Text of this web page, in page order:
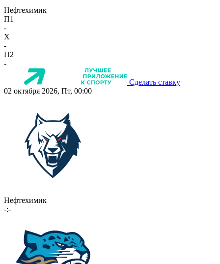
Нефтехимик
П1
-
X
-
П2
-
Сделать ставку
02 октября 2026, Пт, 00:00
Нефтехимик
-:-